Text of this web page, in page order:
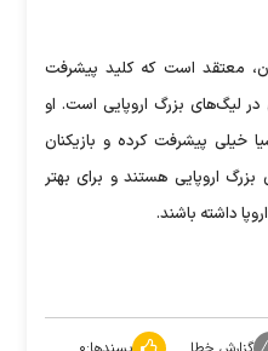
معتقد است که کلید پیشرفت
لیگ‌های بزرگ اروپایی است. او
خیلی پیشرفت کرده و بازیکنان
بزرگ اروپایی هستند و برای بهتر
داشته باشند.